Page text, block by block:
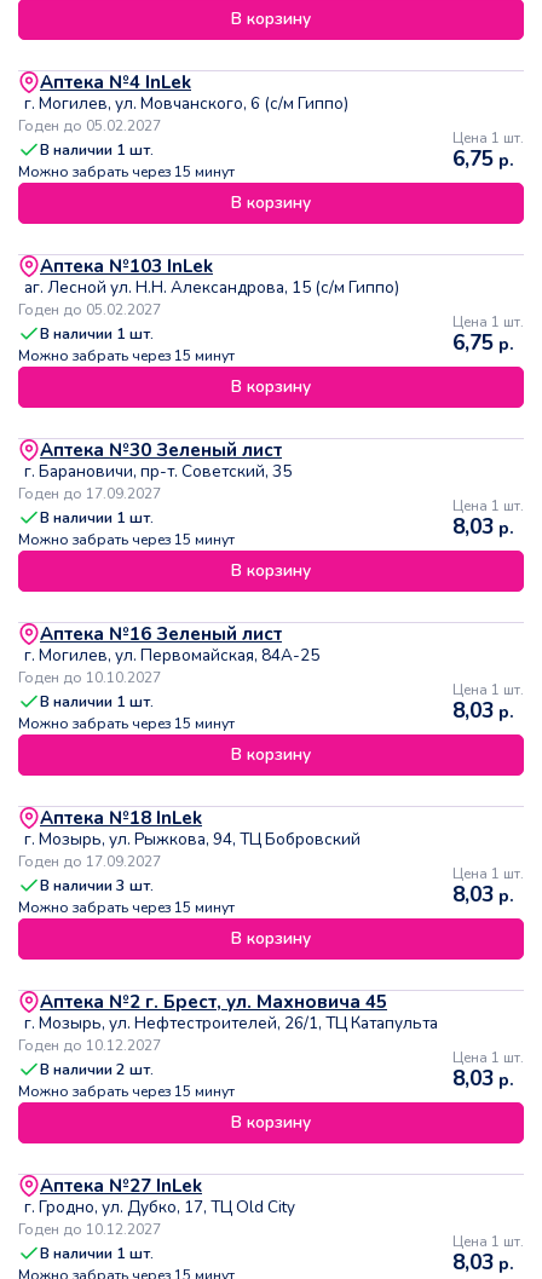
В корзину
Аптека №4 InLek
г. Могилев, ул. Мовчанского, 6 (с/м Гиппо)
Годен до 05.02.2027
В наличии 1 шт.
Можно забрать через 15 минут
Цена 1 шт.
6,75 р.
В корзину
Аптека №103 InLek
аг. Лесной ул. Н.Н. Александрова, 15 (с/м Гиппо)
Годен до 05.02.2027
В наличии 1 шт.
Можно забрать через 15 минут
Цена 1 шт.
6,75 р.
В корзину
Аптека №30 Зеленый лист
г. Барановичи, пр-т. Советский, 35
Годен до 17.09.2027
В наличии 1 шт.
Можно забрать через 15 минут
Цена 1 шт.
8,03 р.
В корзину
Аптека №16 Зеленый лист
г. Могилев, ул. Первомайская, 84А-25
Годен до 10.10.2027
В наличии 1 шт.
Можно забрать через 15 минут
Цена 1 шт.
8,03 р.
В корзину
Аптека №18 InLek
г. Мозырь, ул. Рыжкова, 94, ТЦ Бобровский
Годен до 17.09.2027
В наличии3 шт.
Можно забрать через 15 минут
Цена 1 шт.
8,03 р.
В корзину
Аптека №2 г. Брест, ул. Махновича 45
г. Мозырь, ул. Нефтестроителей, 26/1, ТЦ Катапульта
Годен до 10.12.2027
В наличии2 шт.
Можно забрать через 15 минут
Цена 1 шт.
8,03 р.
В корзину
Аптека №27 InLek
г. Гродно, ул. Дубко, 17, ТЦ Old City
Годен до 10.12.2027
В наличии 1 шт.
Цена 1 шт.
8,03 р.